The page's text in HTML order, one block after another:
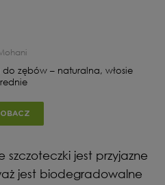
zębów – naturalna, włosie
jest przyjazne
jest biodegradowalne